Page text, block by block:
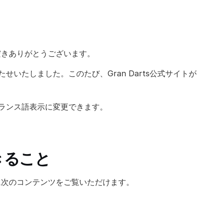
ありがとうございます。
せいたしました。このたび、Gran Darts公式サイトが
ス語表示に変更できます。
こと
のコンテンツをご覧いただけます。